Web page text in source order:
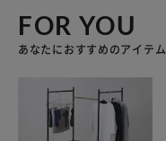
FOR YOU
あなたにおすすめのアイテム